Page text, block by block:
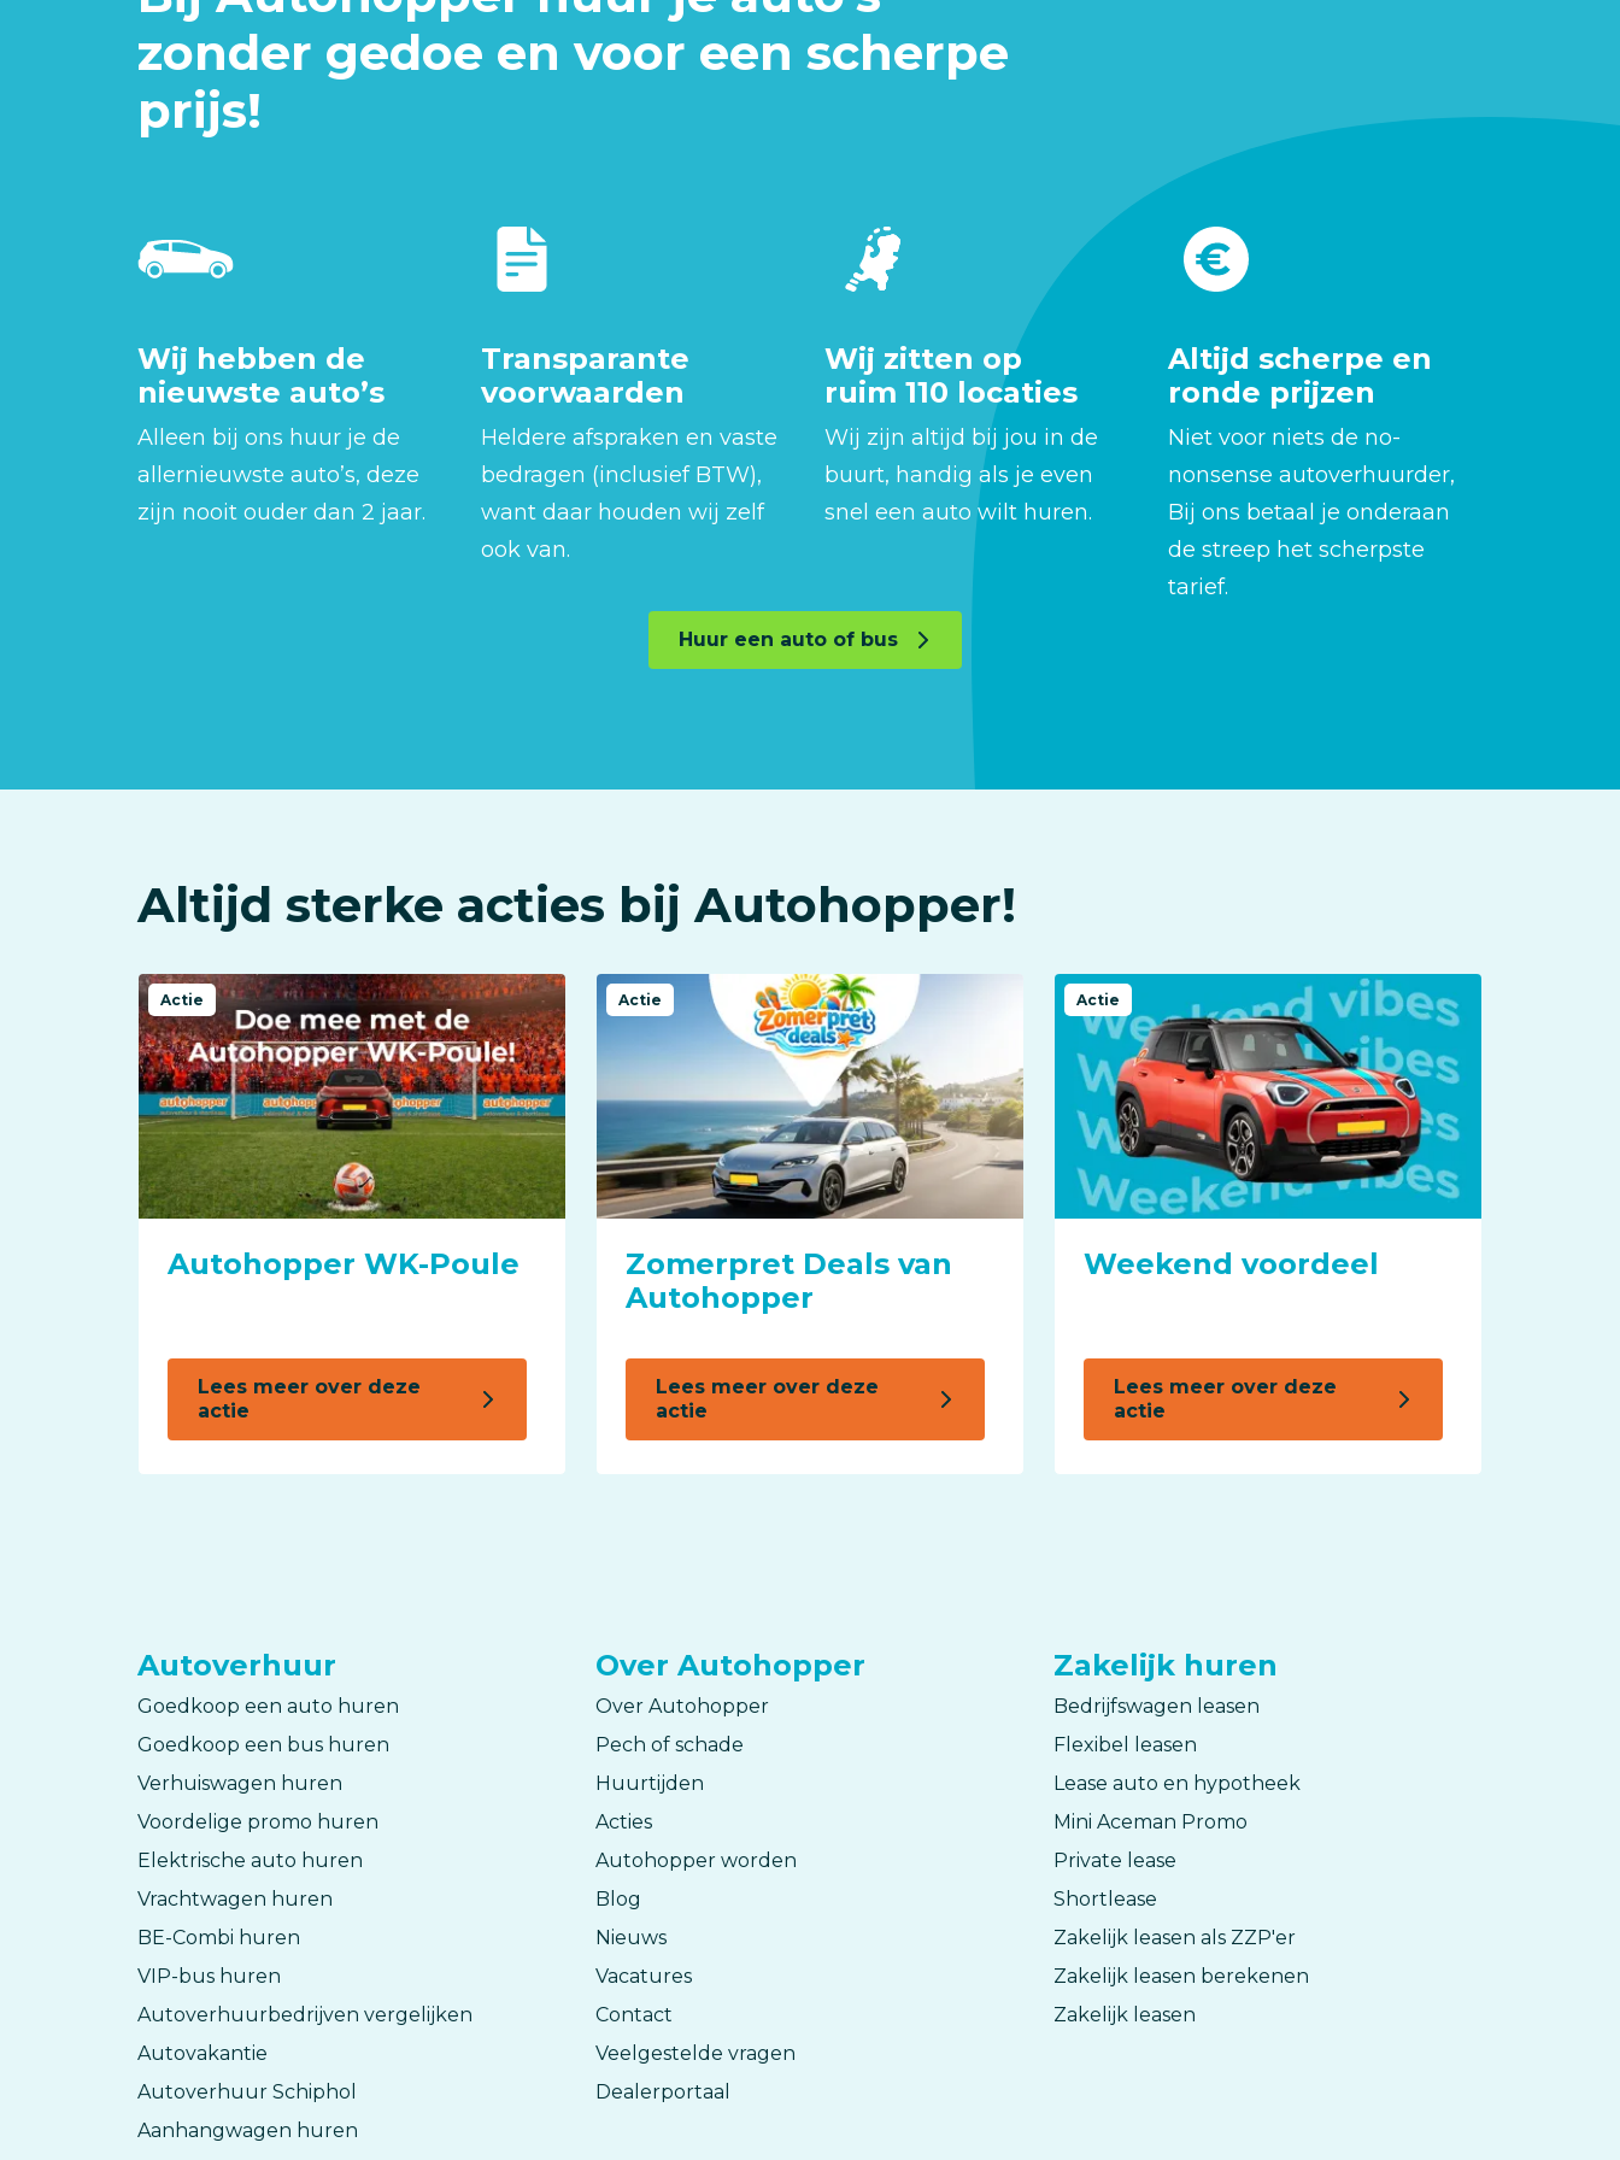
zonder gedoe en voor een scherpe
prijs!
Wij hebben de
nieuwste auto’s
Alleen bij ons huur je de
allernieuwste auto’s, deze
zijn nooit ouder dan 2 jaar.
Transparante
voorwaarden
Heldere afspraken en vaste
bedragen (inclusief BTW),
want daar houden wij zelf
ook van.
Wij zitten op
ruim 110 locaties
Wij zijn altijd bij jou in de
buurt, handig als je even
snel een auto wilt huren.
Altijd scherpe en
ronde prijzen
Niet voor niets de no-
nonsense autoverhuurder,
Bij ons betaal je onderaan
de streep het scherpste
tarief.
Huur een auto of bus
Altijd sterke acties bij Autohopper!
Actie
Autohopper WK-Poule
Lees meer over deze
actie
Actie
Zomerpret Deals van
Autohopper
Lees meer over deze
actie
Actie
Weekend voordeel
Lees meer over deze
actie
Autoverhuur
Goedkoop een auto huren
Goedkoop een bus huren
Verhuiswagen huren
Voordelige promo huren
Elektrische auto huren
Vrachtwagen huren
BE-Combi huren
VIP-bus huren
Autoverhuurbedrijven vergelijken
Autovakantie
Autoverhuur Schiphol
Aanhangwagen huren
Over Autohopper
Over Autohopper
Pech of schade
Huurtijden
Acties
Autohopper worden
Blog
Nieuws
Vacatures
Contact
Veelgestelde vragen
Dealerportaal
Zakelijk huren
Bedrijfswagen leasen
Flexibel leasen
Lease auto en hypotheek
Mini Aceman Promo
Private lease
Shortlease
Zakelijk leasen als ZZP'er
Zakelijk leasen berekenen
Zakelijk leasen